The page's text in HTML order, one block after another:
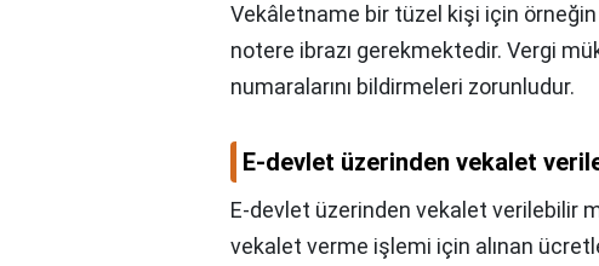
Vekâletname bir tüzel kişi için
notere ibrazı gerekmektedir. Vergi
numaralarını bildirmeleri zorunludur.
E-devlet üzerinden vekalet
E-devlet üzerinden vekalet verilebilir
vekalet verme işlemi için alınan